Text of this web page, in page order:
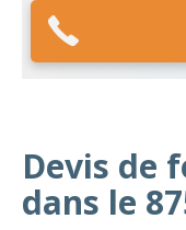
Devis de
dans le